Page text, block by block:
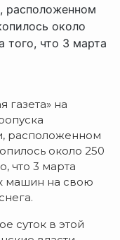
расположенном
около
того, что 3 марта
газета» на
расположенном
около 250
что 3 марта
машин на свою
суток в этой